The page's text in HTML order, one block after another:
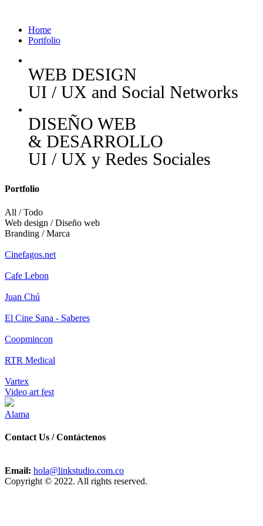
Home
Portfolio
WEB DESIGN
UI / UX and Social Networks
DISEÑO WEB
& DESARROLLO
UI / UX y Redes Sociales
Portfolio
All / Todo
Web design / Diseño web
Branding / Marca
Cinefagos.net
Cafe Lebon
Juan Chú
El Cine Sana - Saberes
Coopmincon
RTR Medical
Vartex
Video art fest
Alama
Contact Us / Contáctenos
Email: hola@linkstudio.com.co
Copyright © 2022. All rights reserved.